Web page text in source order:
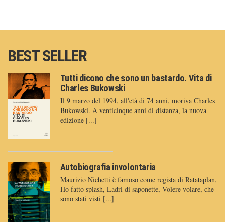
BEST SELLER
Tutti dicono che sono un bastardo. Vita di
Charles Bukowski
Il 9 marzo del 1994, all'età di 74 anni, moriva Charles
Bukowski. A venticinque anni di distanza, la nuova
edizione [...]
Autobiografia involontaria
Maurizio Nichetti è famoso come regista di Ratataplan,
Ho fatto splash, Ladri di saponette, Volere volare, che
sono stati visti [...]